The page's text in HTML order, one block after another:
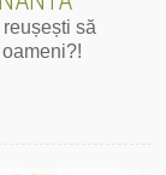
să